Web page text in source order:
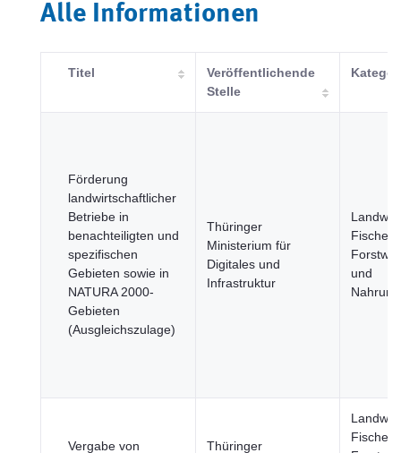
Alle Informationen
Titel
Veröffentlichende
Stelle
Förderung
landwirtschaftlicher
Betriebe in
benachteiligten und
spezifischen
Gebieten sowie in
NATURA 2000-
Gebieten
(Ausgleichszulage)
Thüringer
Ministerium für
Digitales und
Infrastruktur
und
Vergabe von
Thüringer